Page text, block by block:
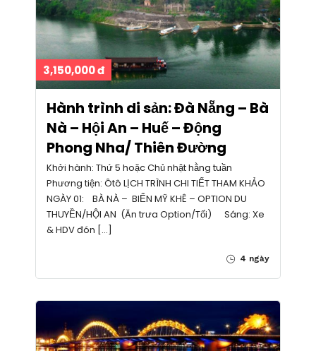
3,150,000 đ
Hành trình di sản: Đà Nẵng – Bà
Nà – Hội An – Huế – Động
Phong Nha/ Thiên Đường
Khởi hành: Thứ 5 hoặc Chủ nhật hằng tuần
Phương tiện: Ôtô LỊCH TRÌNH CHI TIẾT THAM KHẢO
NGÀY 01: BÀ NÀ – BIỂN MỸ KHÊ – OPTION DU
THUYỀN/HỘI AN (Ăn trưa Option/Tối) Sáng: Xe
& HDV đón […]
4 ngày